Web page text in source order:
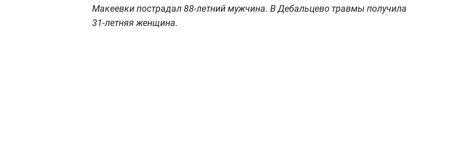
Макеевки пострадал 88-летний мужчина. В Дебальцево травмы получила
31-летняя женщина.